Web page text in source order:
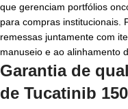
que gerenciam portfólios
para compras institucionais.
remessas juntamente com
manuseio e ao alinhamento
Garantia de
de Tucatinib